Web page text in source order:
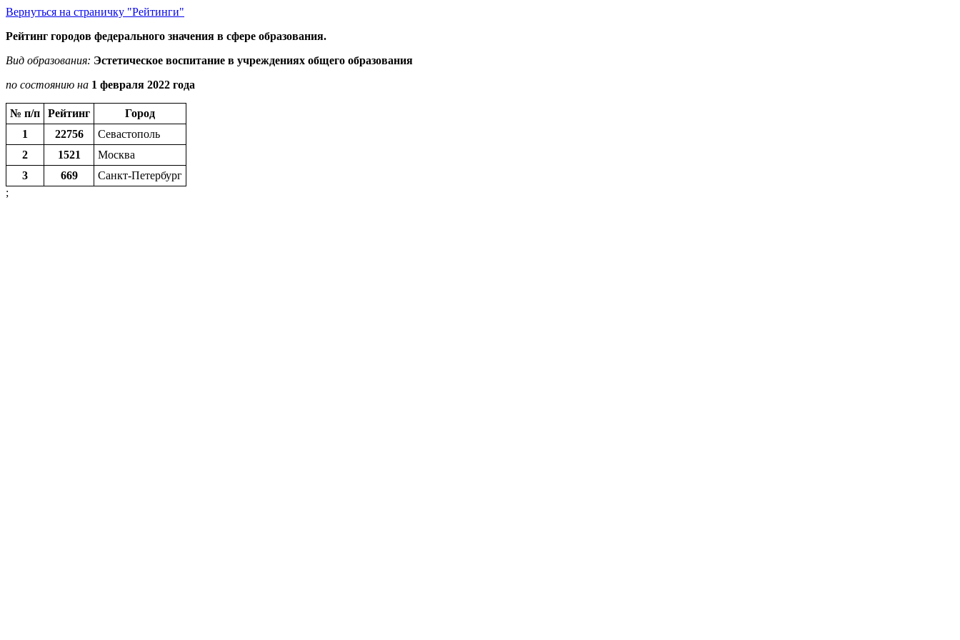
Вернуться на страничку "Рейтинги"
Рейтинг городов федерального значения в сфере образования.
Вид образования: Эстетическое воспитание в учреждениях общего образования
по состоянию на 1 февраля 2022 года
№ п/п Рейтинг
Город
1
22756
Севастополь
2
1521
Москва
3
669
Санкт-Петербург
;